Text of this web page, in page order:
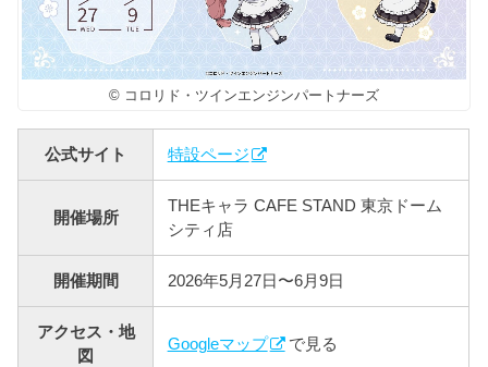
© コロリド・ツインエンジンパートナーズ
公式サイト 特設ページ
開催場所
THEキャラ CAFE STAND 東京ドーム
シティ店
開催期間 2026年5月27日〜6月9日
アクセス・地
図
Googleマップ で見る